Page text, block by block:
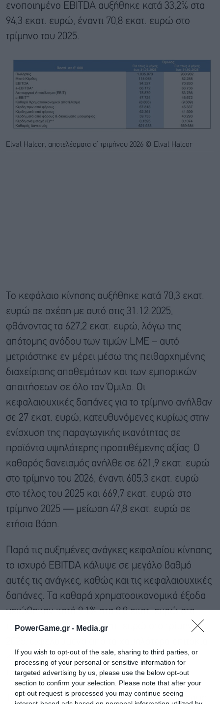
PowerGame.gr - Media.gr
If you wish to opt-out of the sale, sharing to third parties, or
processing of your personal or sensitive information for
targeted advertising by us, please use the below opt-out
section to confirm your selection. Please note that after your
opt-out request is processed you may continue seeing
ενοποιημένο EBITDA αυξήθηκε κατά 33,2% στα
94,3 εκατ. ευρώ, έναντι 70,8 εκατ. ευρώ στο
τρίμηνο του 2025.
Elval Halcor, αποτελέσματα α’ τριμήνου 2026 © Elval Halcor
Το κεφάλαιο κίνησης αυξήθηκε κατά 70,3 εκατ.
ευρώ σε σχέση με αυτό στις 31.12.2025,
φθάνοντας τα 627,2 εκατ. ευρώ, λόγω της
απότομης ανόδου των τιμών LME – αυτό
μετριάστηκε εν μέρει μέσω της πειθαρχημένης
διαχείρισης αποθεμάτων και των εμπορικών
απαιτήσεων σε όλο τον Όμιλο. Οι
κεφαλαιουχικές δαπάνες για το τρίμηνο ανήλθαν
σε 27 εκατ. ευρώ, κατευθυνόμενες κυρίως στην
ενίσχυση της παραγωγικής ικανότητας σε
προϊόντα υψηλότερης προστιθέμενης αξίας. Ο
καθαρός δανεισμός ανήλθε σε 621,9 εκατ. ευρώ
στο τρίμηνο του 2026, έναντι 605,3 εκατ. ευρώ
στο τέλος του 2025 και 669,7 εκατ. ευρώ στο
τρίμηνο 2025 — μείωση 47,8 εκατ. ευρώ σε
ετήσια βάση.
Παρά τις αυξημένες ανάγκες κεφαλαίου κίνησης,
το ισχυρό EBITDA κάλυψε σε μεγάλο βαθμό
αυτές τις ανάγκες, καθώς και τις κεφαλαιουχικές
δαπάνες. Τα καθαρά χρηματοοικονομικά έξοδα
μειώθηκαν κατά 9,1% στα 8,8 εκατ. ευρώ στο
τρίμηνο 2026, από 9,7 εκατ. ευρώ στο τρίμηνο
και τον μειωμένο δανεισμό σε σύγκριση με το
τρίμηνο 2025.
Τέλος, τα ενοποιημένα κέρδη μετά από φόρους